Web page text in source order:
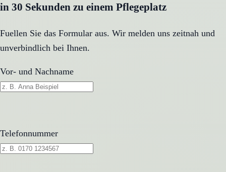
in 30 Sekunden zu einem Pflegeplatz
Fuellen Sie das Formular aus. Wir melden uns zeitnah und
unverbindlich bei Ihnen.
Vor- und Nachname
Telefonnummer